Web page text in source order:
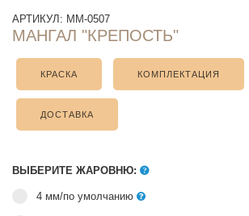
АРТИКУЛ: ММ-0507
МАНГАЛ "КРЕПОСТЬ"
КРАСКА КОМПЛЕКТАЦИЯ
ДОСТАВКА
ВЫБЕРИТЕ ЖАРОВНЮ:
4 мм/по умолчанию